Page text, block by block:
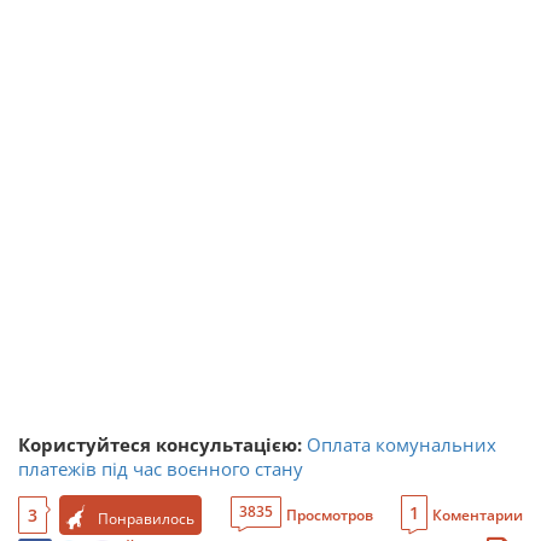
Користуйтеся консультацією: Оплата комунальних
платежів під час воєнного стану
3 Понравилось 3835 Просмотров 1 Коментарии